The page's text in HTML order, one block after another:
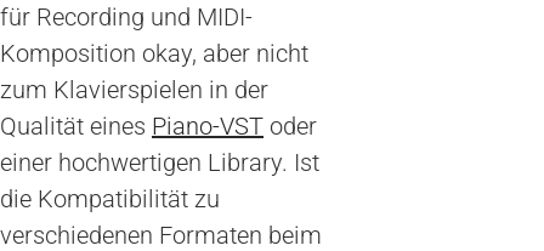
für Recording und MIDI-
Komposition okay, aber nicht
zum Klavierspielen in der
Qualität eines Piano-VST oder
einer hochwertigen Library. Ist
die Kompatibilität zu
verschiedenen Formaten beim